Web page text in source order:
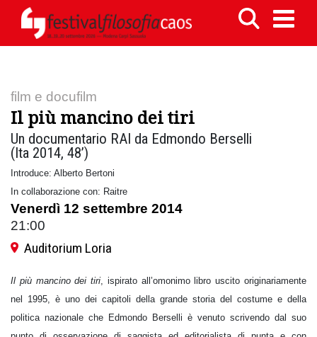
film e docufilm
Il più mancino dei tiri
Un documentario RAI da Edmondo Berselli
(Ita 2014, 48’)
Introduce: Alberto Bertoni
In collaborazione con: Raitre
Venerdì 12 settembre 2014
21:00
Auditorium Loria
Il più mancino dei tiri , ispirato all’omonimo libro uscito originariamente
nel 1995, è uno dei capitoli della grande storia del costume e della
politica nazionale che Edmondo Berselli è venuto scrivendo dal suo